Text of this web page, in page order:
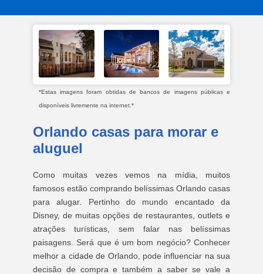
*Estas imagens foram obtidas de bancos de imagens públicas e
disponíveis livremente na internet.*
Orlando casas para morar e
aluguel
Como muitas vezes vemos na mídia, muitos
famosos estão comprando belíssimas Orlando casas
para alugar. Pertinho do mundo encantado da
Disney, de muitas opções de restaurantes, outlets e
atrações turísticas, sem falar nas belíssimas
paisagens. Será que é um bom negócio? Conhecer
melhor a cidade de Orlando, pode influenciar na sua
decisão de compra e também a saber se vale a